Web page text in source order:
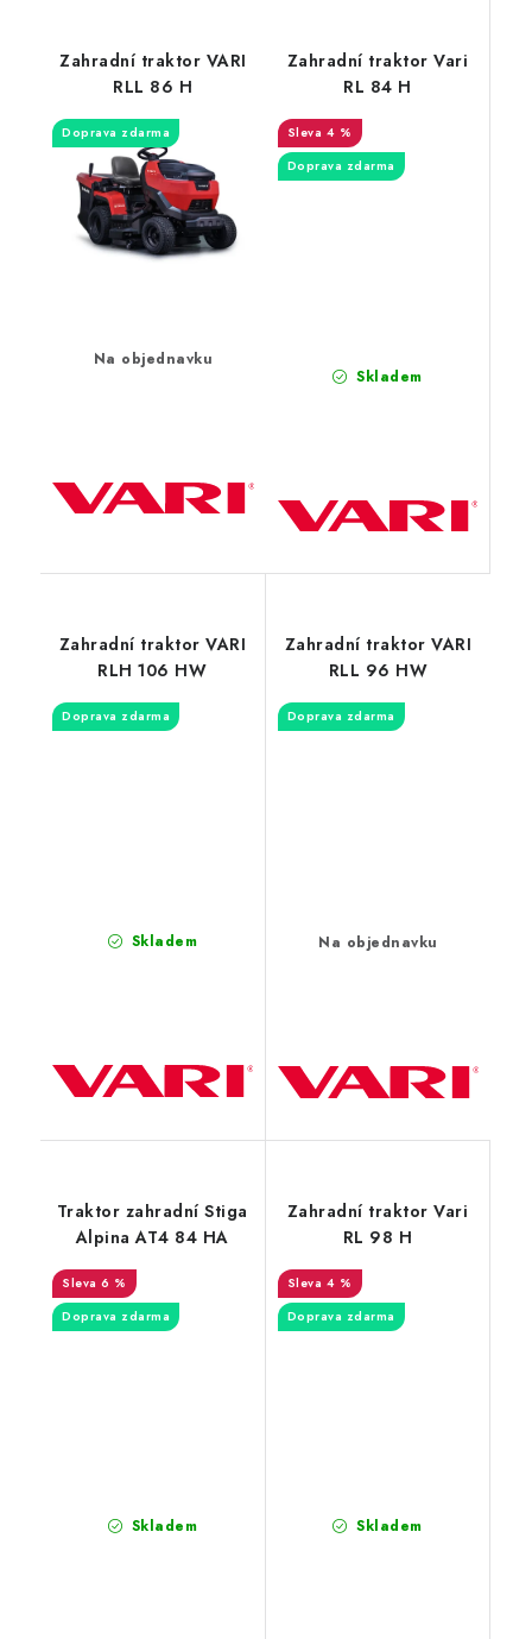
Zahradní traktor VARI
RLL 86 H
Doprava zdarma
Na objednavku
Zahradní traktor Vari
RL 84 H
4 %
Doprava zdarma
Skladem
Zahradní traktor VARI
RLH 106 HW
Doprava zdarma
Skladem
Zahradní traktor VARI
RLL 96 HW
Doprava zdarma
Na objednavku
Traktor zahradní Stiga
Alpina AT4 84 HA
6 %
Doprava zdarma
Skladem
Zahradní traktor Vari
RL 98 H
4 %
Doprava zdarma
Skladem